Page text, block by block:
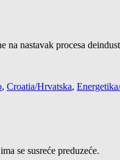
nastavak procesa
, Croatia/Hrvatska,
se susreće preduzeće.